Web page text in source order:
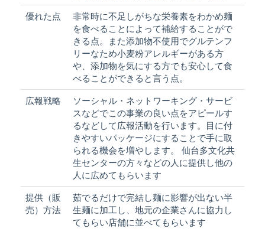
優れた点
非常時に不足しがちな栄養素をわかめ麺
を食べることによって補給することがで
きる点。また添加物不使用でグルテンフ
リーなため小麦粉アレルギーがある方
や、添加物を気にする方でも安心して食
べることができると言う点。
広報戦略
ソーシャル・ネットワーキング・サービ
スなどでこの事業の良い点をアピールす
るなどして広報活動を行います。目に付
きやすいパッケージにすることで手に取
られる機会を増やします。 仙台多文化共
生センターの方々などの人に提供し他の
人に広めてもらいます
提供（販
売）方法
茹でるだけで完結し麺に影響が出ない半
生麺に加工し、地元の企業さんに協力し
てもらい店舗に並べてもらいます